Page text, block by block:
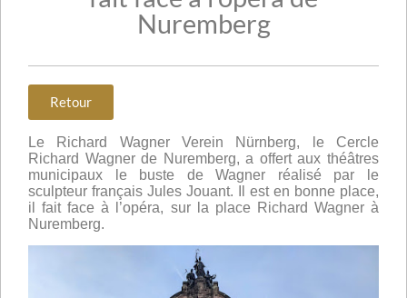
Nuremberg
Retour
Le Richard Wagner Verein Nürnberg, le Cercle
Richard Wagner de Nuremberg, a offert aux théâtres
municipaux le buste de Wagner réalisé par le
sculpteur français Jules Jouant. Il est en bonne place,
il fait face à l’opéra, sur la place Richard Wagner à
Nuremberg.